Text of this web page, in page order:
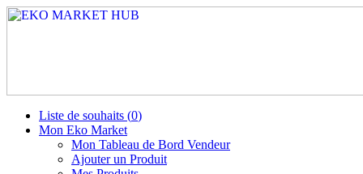
Liste de souhaits (0)
Mon Eko Market
Mon Tableau de Bord Vendeur
Ajouter un Produit